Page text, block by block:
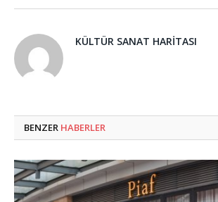
KÜLTÜR SANAT HARITASI
BENZER HABERLER